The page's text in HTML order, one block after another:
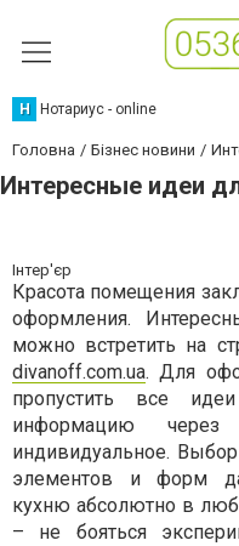
Н Нотариус - online
Головна Бізнес новини
Интересные идеи
Інтер'єр
Красота помещения
оформления.
можно встретить на
divanoff.com.ua. Для
пропустить все
информацию
индивидуальное.
элементов и форм
кухню абсолютно в
– не бояться